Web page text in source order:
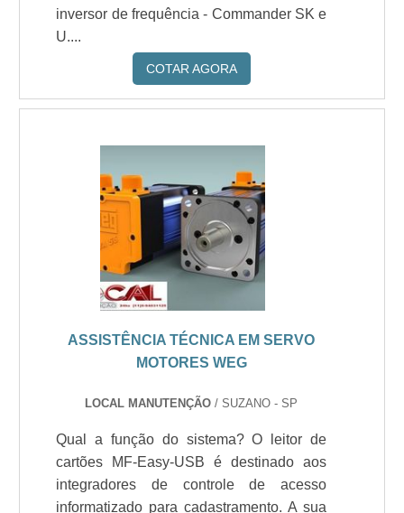
inversor de frequência - Commander SK e
U....
COTAR AGORA
ASSISTÊNCIA TÉCNICA EM SERVO
MOTORES WEG
LOCAL MANUTENÇÃO / SUZANO - SP
Qual a função do sistema? O leitor de
cartões MF-Easy-USB é destinado aos
integradores de controle de acesso
informatizado para cadastramento. A sua